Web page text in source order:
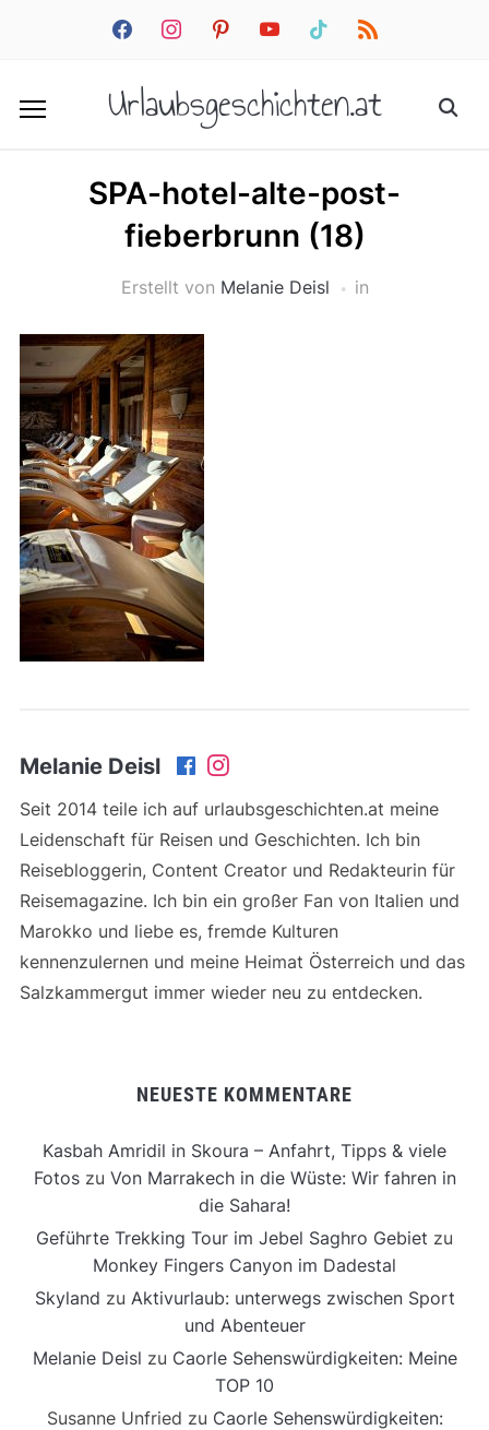
facebookinstagrampinterestyoutube tiktok rss
Urlaubsgeschichten.at
SPA-hotel-alte-post-
fieberbrunn (18)
Erstellt von Melanie Deisl in
Melanie Deisl
Seit 2014 teile ich auf urlaubsgeschichten.at meine
Leidenschaft für Reisen und Geschichten. Ich bin
Reisebloggerin, Content Creator und Redakteurin für
Reisemagazine. Ich bin ein großer Fan von Italien und
Marokko und liebe es, fremde Kulturen
kennenzulernen und meine Heimat Österreich und das
Salzkammergut immer wieder neu zu entdecken.
NEUESTE KOMMENTARE
Kasbah Amridil in Skoura – Anfahrt, Tipps & viele
Fotoszu Von Marrakech in die Wüste: Wir fahren in
die Sahara!
Geführte Trekking Tour im Jebel Saghro Gebiet zu
Monkey Fingers Canyon im Dadestal
Skyland zu Aktivurlaub: unterwegs zwischen Sport
und Abenteuer
Melanie Deisl zu Caorle Sehenswürdigkeiten: Meine
TOP 10
Susanne Unfried zu Caorle Sehenswürdigkeiten: